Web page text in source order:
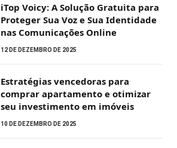
iTop Voicy: A Solução Gratuita para
Proteger Sua Voz e Sua Identidade
nas Comunicações Online
12 DE DEZEMBRO DE 2025
Estratégias vencedoras para
comprar apartamento e otimizar
seu investimento em imóveis
10 DE DEZEMBRO DE 2025